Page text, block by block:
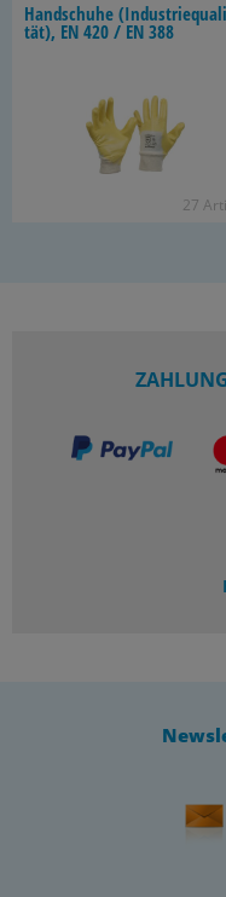
Hand­schu­he
tät), EN 420 / EN 388
27